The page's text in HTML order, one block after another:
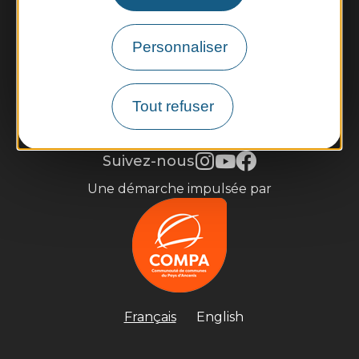
Personnaliser
Tout refuser
Je m'inscris à la newsletter
Mentions légalesGestion des cookies
Accessibilité : partiellement conforme
Suivez-nous
Une démarche impulsée par
Français English